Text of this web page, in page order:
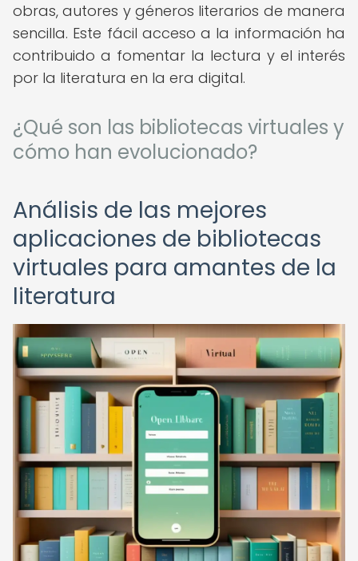
obras, autores y géneros literarios de manera
sencilla. Este fácil acceso a la información ha
contribuido a fomentar la lectura y el interés
por la literatura en la era digital.
¿Qué son las bibliotecas virtuales y
cómo han evolucionado?
Análisis de las mejores
aplicaciones de bibliotecas
virtuales para amantes de la
literatura